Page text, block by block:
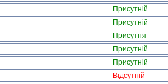
Присутній
Присутній
Присутня
Присутній
Присутній
Відсутній